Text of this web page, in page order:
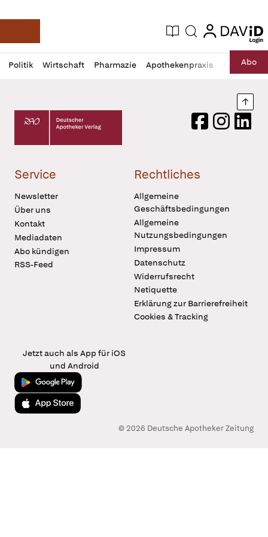
Deutsche Apotheker Zeitung
Aktuelle Ausgabe
Suche login
login
Politik Wirtschaft Pharmazie Apothekenpraxis RechtAbo
Profil
öffnen
Daz
Pur
Deutscher Apotheker Verlag Logo
FacebookInstagram
Service
Newsletter
Über uns
Kontakt
Mediadaten
Abo kündigen
RSS-Feed
Rechtliches
Allgemeine
Geschäftsbedingungen
Allgemeine
Nutzungsbedingungen
Impressum
Datenschutz
Widerrufsrecht
Netiquette
Erklärung zur Barrierefreiheit
Cookies & Tracking
Jetzt auch als App für iOS
und Android
Jetzt bei Google Play
Laden im App Store
© 2026 Deutsche Apotheker Zeitung